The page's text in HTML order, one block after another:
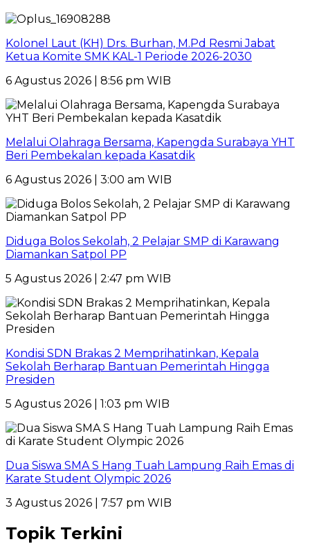
Kolonel Laut (KH) Drs. Burhan, M.Pd Resmi Jabat
Ketua Komite SMK KAL-1 Periode 2026-2030
6 Agustus 2026 | 8:56 pm WIB
Melalui Olahraga Bersama, Kapengda Surabaya YHT
Beri Pembekalan kepada Kasatdik
6 Agustus 2026 | 3:00 am WIB
Diduga Bolos Sekolah, 2 Pelajar SMP di Karawang
Diamankan Satpol PP
5 Agustus 2026 | 2:47 pm WIB
Kondisi SDN Brakas 2 Memprihatinkan, Kepala
Sekolah Berharap Bantuan Pemerintah Hingga
Presiden
5 Agustus 2026 | 1:03 pm WIB
Dua Siswa SMA S Hang Tuah Lampung Raih Emas di
Karate Student Olympic 2026
3 Agustus 2026 | 7:57 pm WIB
Topik Terkini